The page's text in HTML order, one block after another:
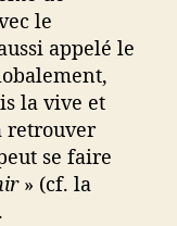
le
appelé le
la vive et
retrouver
se faire
» (cf. la